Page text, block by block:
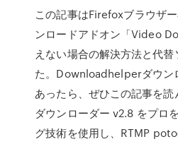
この記事はFirefoxブラウザ
ンロードアドオン「Video
えない場合の解決方法と代
た。Downloadhelperダウン
あったら、ぜひこの記事を
ダウンローダー v2.8 をプロ
グ技術を使用し、RTMP